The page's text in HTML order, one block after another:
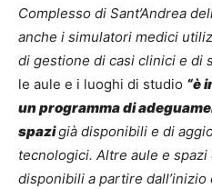
Complesso di Sant’Andrea
anche i simulatori medici
di gestione di casi clinici e di
le aule e i luoghi di studio “è
un programma di
spazigià disponibili e di
tecnologici. Altre aule e
disponibili a partire